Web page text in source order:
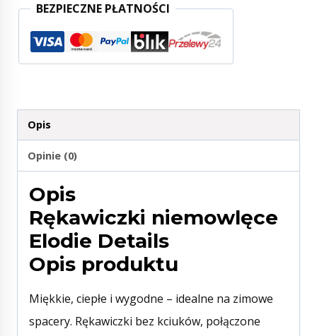
BEZPIECZNE PŁATNOŚCI
Opis
Opinie (0)
Opis
Rękawiczki niemowlęce
Elodie Details
Opis produktu
Miękkie, ciepłe i wygodne – idealne na zimowe
spacery. Rękawiczki bez kciuków, połączone